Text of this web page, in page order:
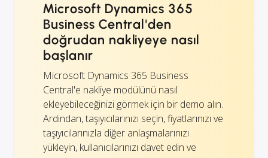
Microsoft Dynamics 365
Business Central'den
doğrudan nakliyeye nasıl
başlanır
Microsoft Dynamics 365 Business
Central'e nakliye modülünü nasıl
ekleyebileceğinizi görmek için bir demo alın.
Ardından, taşıyıcılarınızı seçin, fiyatlarınızı ve
taşıyıcılarınızla diğer anlaşmalarınızı
yükleyin, kullanıcılarınızı davet edin ve